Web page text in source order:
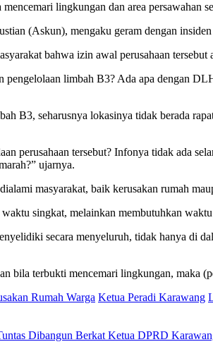
lingkungan dan area persawahan
(Askun), mengaku geram dengan
bahwa izin awal perusahaan
limbah B3? Ada apa dengan
B3, seharusnya lokasinya tidak berada
perusahaan tersebut? Infonya tidak ada
ujarnya.
masyarakat, baik kerusakan rumah
singkat, melainkan membutuhkan
secara menyeluruh, tidak hanya di
bila terbukti mencemari lingkungan, maka
Rumah Warga Ketua Peradi Karawang
Dibangun Berkat Ketua DPRD